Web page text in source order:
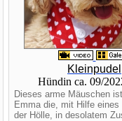
Kleinpudel
Hündin ca. 09/
Dieses arme Mäuschen
Emma die, mit Hilfe
der Hölle, in desolatem